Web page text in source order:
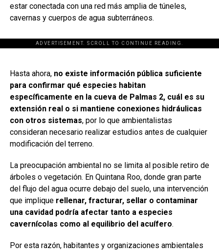
estar conectada con una red más amplia de túneles,
cavernas y cuerpos de agua subterráneos.
ADVERTISEMENT. SCROLL TO CONTINUE READING.
[adsforwp id="243463"]
Hasta ahora, no existe información pública suficiente
para confirmar qué especies habitan
específicamente en la cueva de Palmas 2, cuál es su
extensión real o si mantiene conexiones hidráulicas
con otros sistemas, por lo que ambientalistas
consideran necesario realizar estudios antes de cualquier
modificación del terreno.
La preocupación ambiental no se limita al posible retiro de
árboles o vegetación. En Quintana Roo, donde gran parte
del flujo del agua ocurre debajo del suelo, una intervención
que implique rellenar, fracturar, sellar o contaminar
una cavidad podría afectar tanto a especies
cavernícolas como al equilibrio del acuífero.
Por esta razón, habitantes y organizaciones ambientales